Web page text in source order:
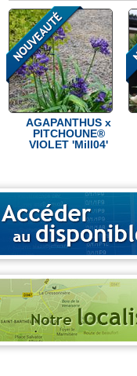
AGAPANTHUS x
PITCHOUNE®
VIOLET 'Mill04'